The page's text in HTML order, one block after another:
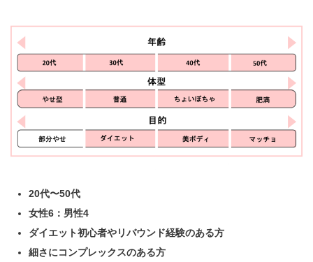
20代〜50代
女性6：男性4
ダイエット初心者やリバウンド経験のある方
細さにコンプレックスのある方